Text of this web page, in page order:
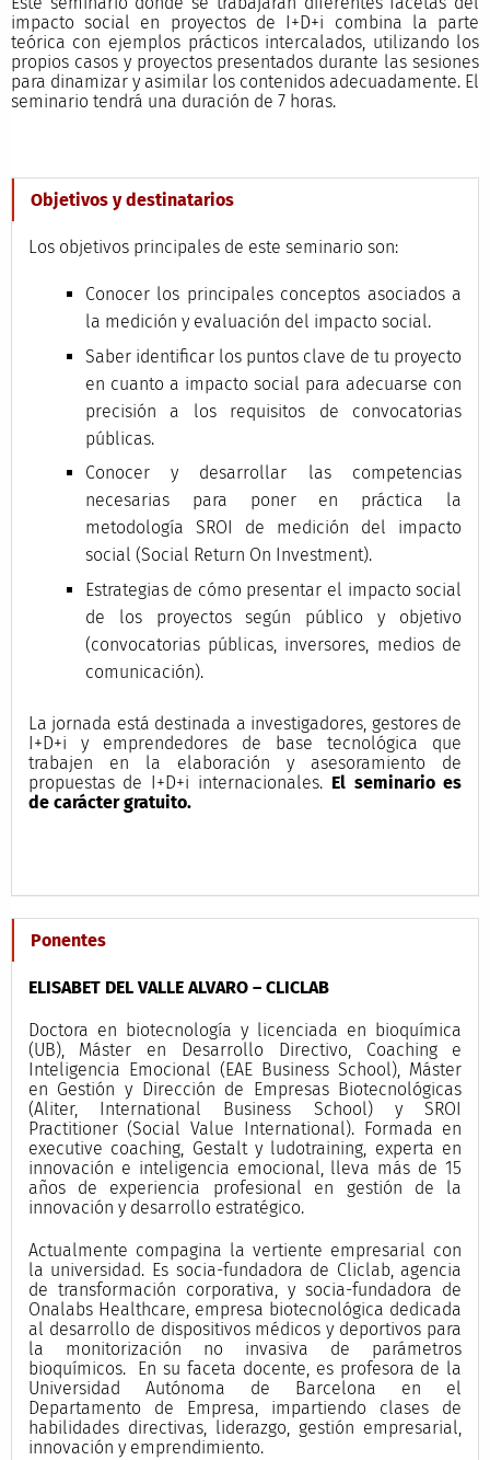
impacto social en proyectos de I+D+i combina la parte
teórica con ejemplos prácticos intercalados, utilizando los
propios casos y proyectos presentados durante las sesiones
para dinamizar y asimilar los contenidos adecuadamente. El
seminario tendrá una duración de 7 horas.
Objetivos y destinatarios
Los objetivos principales de este seminario son:
Conocer los principales conceptos asociados a
la medición y evaluación del impacto social.
Saber identificar los puntos clave de tu proyecto
en cuanto a impacto social para adecuarse con
precisión a los requisitos de convocatorias
públicas.
Conocer y desarrollar las competencias
necesarias para poner en práctica la
metodología SROI de medición del impacto
social (Social Return On Investment).
Estrategias de cómo presentar el impacto social
de los proyectos según público y objetivo
(convocatorias públicas, inversores, medios de
comunicación).
La jornada está destinada a investigadores, gestores de
I+D+i y emprendedores de base tecnológica que
trabajen en la elaboración y asesoramiento de
propuestas de I+D+i internacionales. El seminario es
de carácter gratuito.
Ponentes
ELISABET DEL VALLE ALVARO – CLICLAB
Doctora en biotecnología y licenciada en bioquímica
(UB), Máster en Desarrollo Directivo, Coaching e
Inteligencia Emocional (EAE Business School), Máster
en Gestión y Dirección de Empresas Biotecnológicas
(Aliter, International Business School) y SROI
Practitioner (Social Value International). Formada en
executive coaching, Gestalt y ludotraining, experta en
innovación e inteligencia emocional, lleva más de 15
años de experiencia profesional en gestión de la
innovación y desarrollo estratégico.
Actualmente compagina la vertiente empresarial con
la universidad. Es socia-fundadora de Cliclab, agencia
de transformación corporativa, y socia-fundadora de
Onalabs Healthcare, empresa biotecnológica dedicada
al desarrollo de dispositivos médicos y deportivos para
la monitorización no invasiva de parámetros
bioquímicos. En su faceta docente, es profesora de la
Universidad Autónoma de Barcelona en el
Departamento de Empresa, impartiendo clases de
habilidades directivas, liderazgo, gestión empresarial,
innovación y emprendimiento.